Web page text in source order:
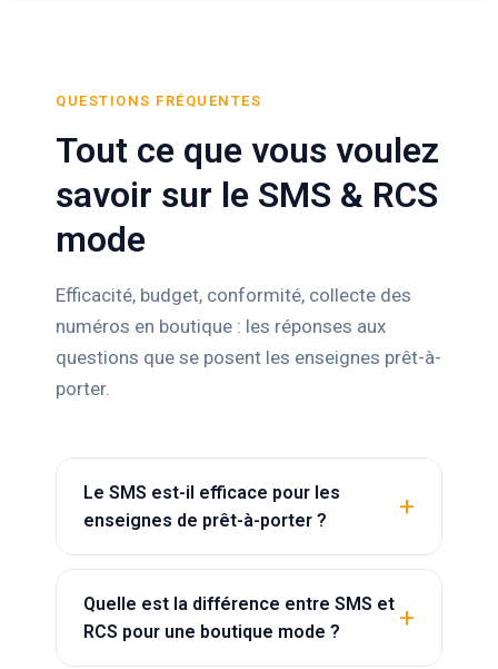
QUESTIONS FRÉQUENTES
Tout ce que vous voulez
savoir sur le SMS & RCS
mode
Efficacité, budget, conformité, collecte des
numéros en boutique : les réponses aux
questions que se posent les enseignes prêt-à-
porter.
Le SMS est-il efficace pour les
enseignes de prêt-à-porter ?
Quelle est la différence entre SMS et
RCS pour une boutique mode ?